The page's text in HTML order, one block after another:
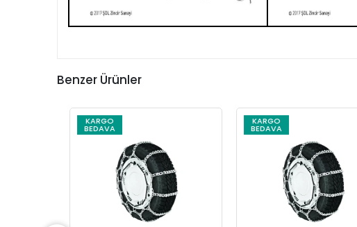
Benzer Ürünler
KARGO
BEDAVA
KARGO
BEDAVA